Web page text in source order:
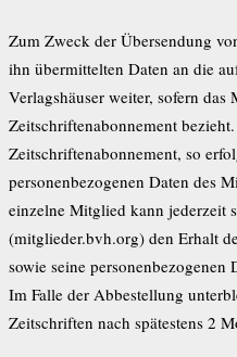
Zum Zweck der Übersendung
ihn übermittelten Daten an die
Verlagshäuser weiter, sofern
Zeitschriftenabonnement
Zeitschriftenabonnement, so
personenbezogenen Daten des
einzelne Mitglied kann jederzeit
(mitglieder.bvh.org) den Erhalt
sowie seine personenbezogenen
Im Falle der Abbestellung
Zeitschriften nach spätestens 2